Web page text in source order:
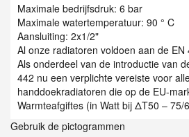
Maximale bedrijfsdruk: 6 bar
Maximale watertemperatuur: 90 ° C
Aansluiting: 2x1/2"
Al onze radiatoren voldoen aan de
Als onderdeel van de introductie van
442 nu een verplichte vereiste voor
handdoekradiatoren die op de EU-
Warmteafgiftes (in Watt bij ΔT50 – 75/
Gebruik de pictogrammen